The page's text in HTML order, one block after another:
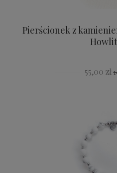
Pierścionek z
55,00 zł